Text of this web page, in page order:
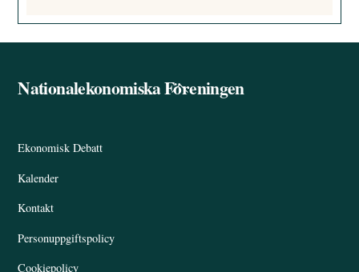
Back
Nationalekonomiska Föreningen
Ekonomisk Debatt
Kalender
Kontakt
Personuppgiftspolicy
Cookiepolicy